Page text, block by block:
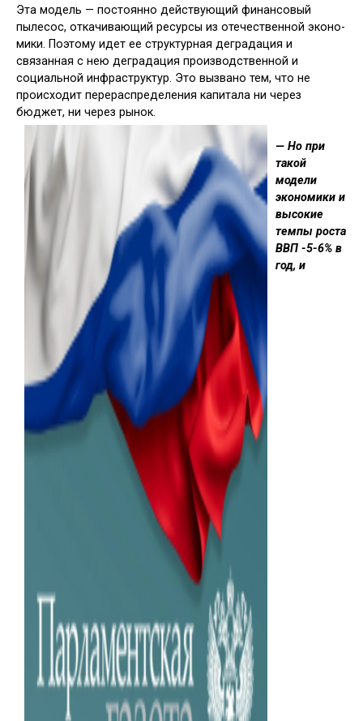
Эта модель — постоянно действую­щий финансовый
пылесос, откачиваю­щий ресурсы из отечественной эконо­
мики. Поэтому идет ее структурная де­градация и
связанная с нею деградация производственной и
социальной ин­фраструктур. Это вызвано тем, что не
происходит перераспределения капи­тала ни через
бюджет, ни через рынок.
— Но при
такой
модели
экономи­ки и
высокие
темпы роста
ВВП -5-6% в
год, и